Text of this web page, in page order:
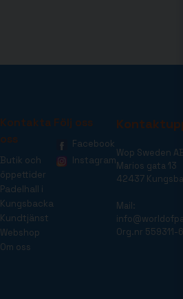
Kontakta
oss
Butik och
öppettider
Padelhall i
Kungsbacka
Kundtjänst
Webshop
Om oss
Följ oss
Facebook
Instagram
Wop Sweden
Marios gata 13
42437
Mail:
Org.nr 559311-